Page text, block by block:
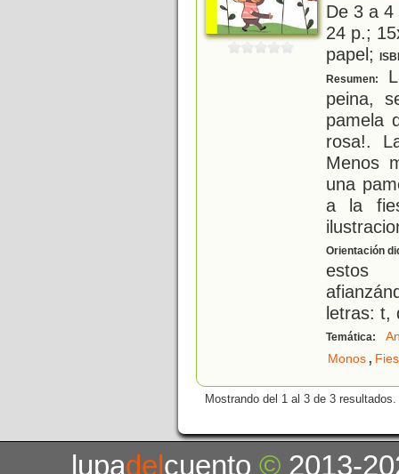
De 3 a
24 p.;
papel;
Resumen:
peina,
pamela
rosa!.
Menos
una
a la
Orientación
estos
letras: t,
Temática:
Monos,
Mostrando del 1 al 3 de 3 resultados.
lupadelcuento© 2013-